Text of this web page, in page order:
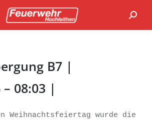
B7 |
– 08:03 |
Weihnachtsfeiertag wurde die